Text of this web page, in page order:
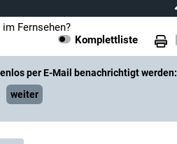
Fernsehen?
Komplettliste
per E-Mail benachrichtigt werden:
weiter